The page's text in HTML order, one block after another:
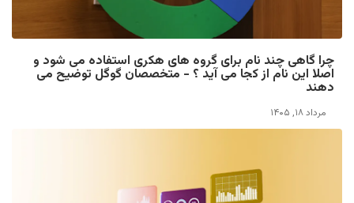
چرا گاهی چند نام برای گروه های هکری استفاده می شود و
اصلا این نام از کجا می آید ؟ - متخصصان گوگل توضیح می
دهند
مرداد ۱۸, ۱۴۰۵